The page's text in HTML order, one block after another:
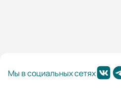
Мы в социальных сетях